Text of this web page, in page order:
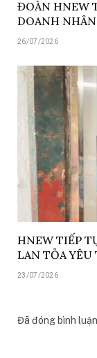
ĐOÀN HNEW
DOANH
26/07/2026
HNEW TIẾP
LAN TỎA YÊU
23/07/2026
Đã đóng bình luận